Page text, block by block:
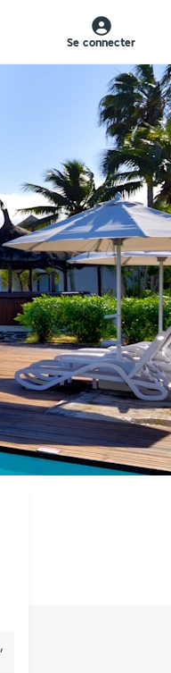
Se connecter